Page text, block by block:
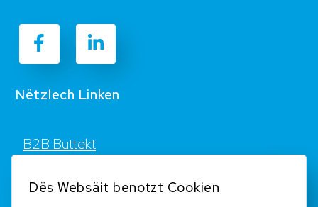
Nëtzlech Linken
B2B Buttekt
Dës Websäit benotzt Cookien